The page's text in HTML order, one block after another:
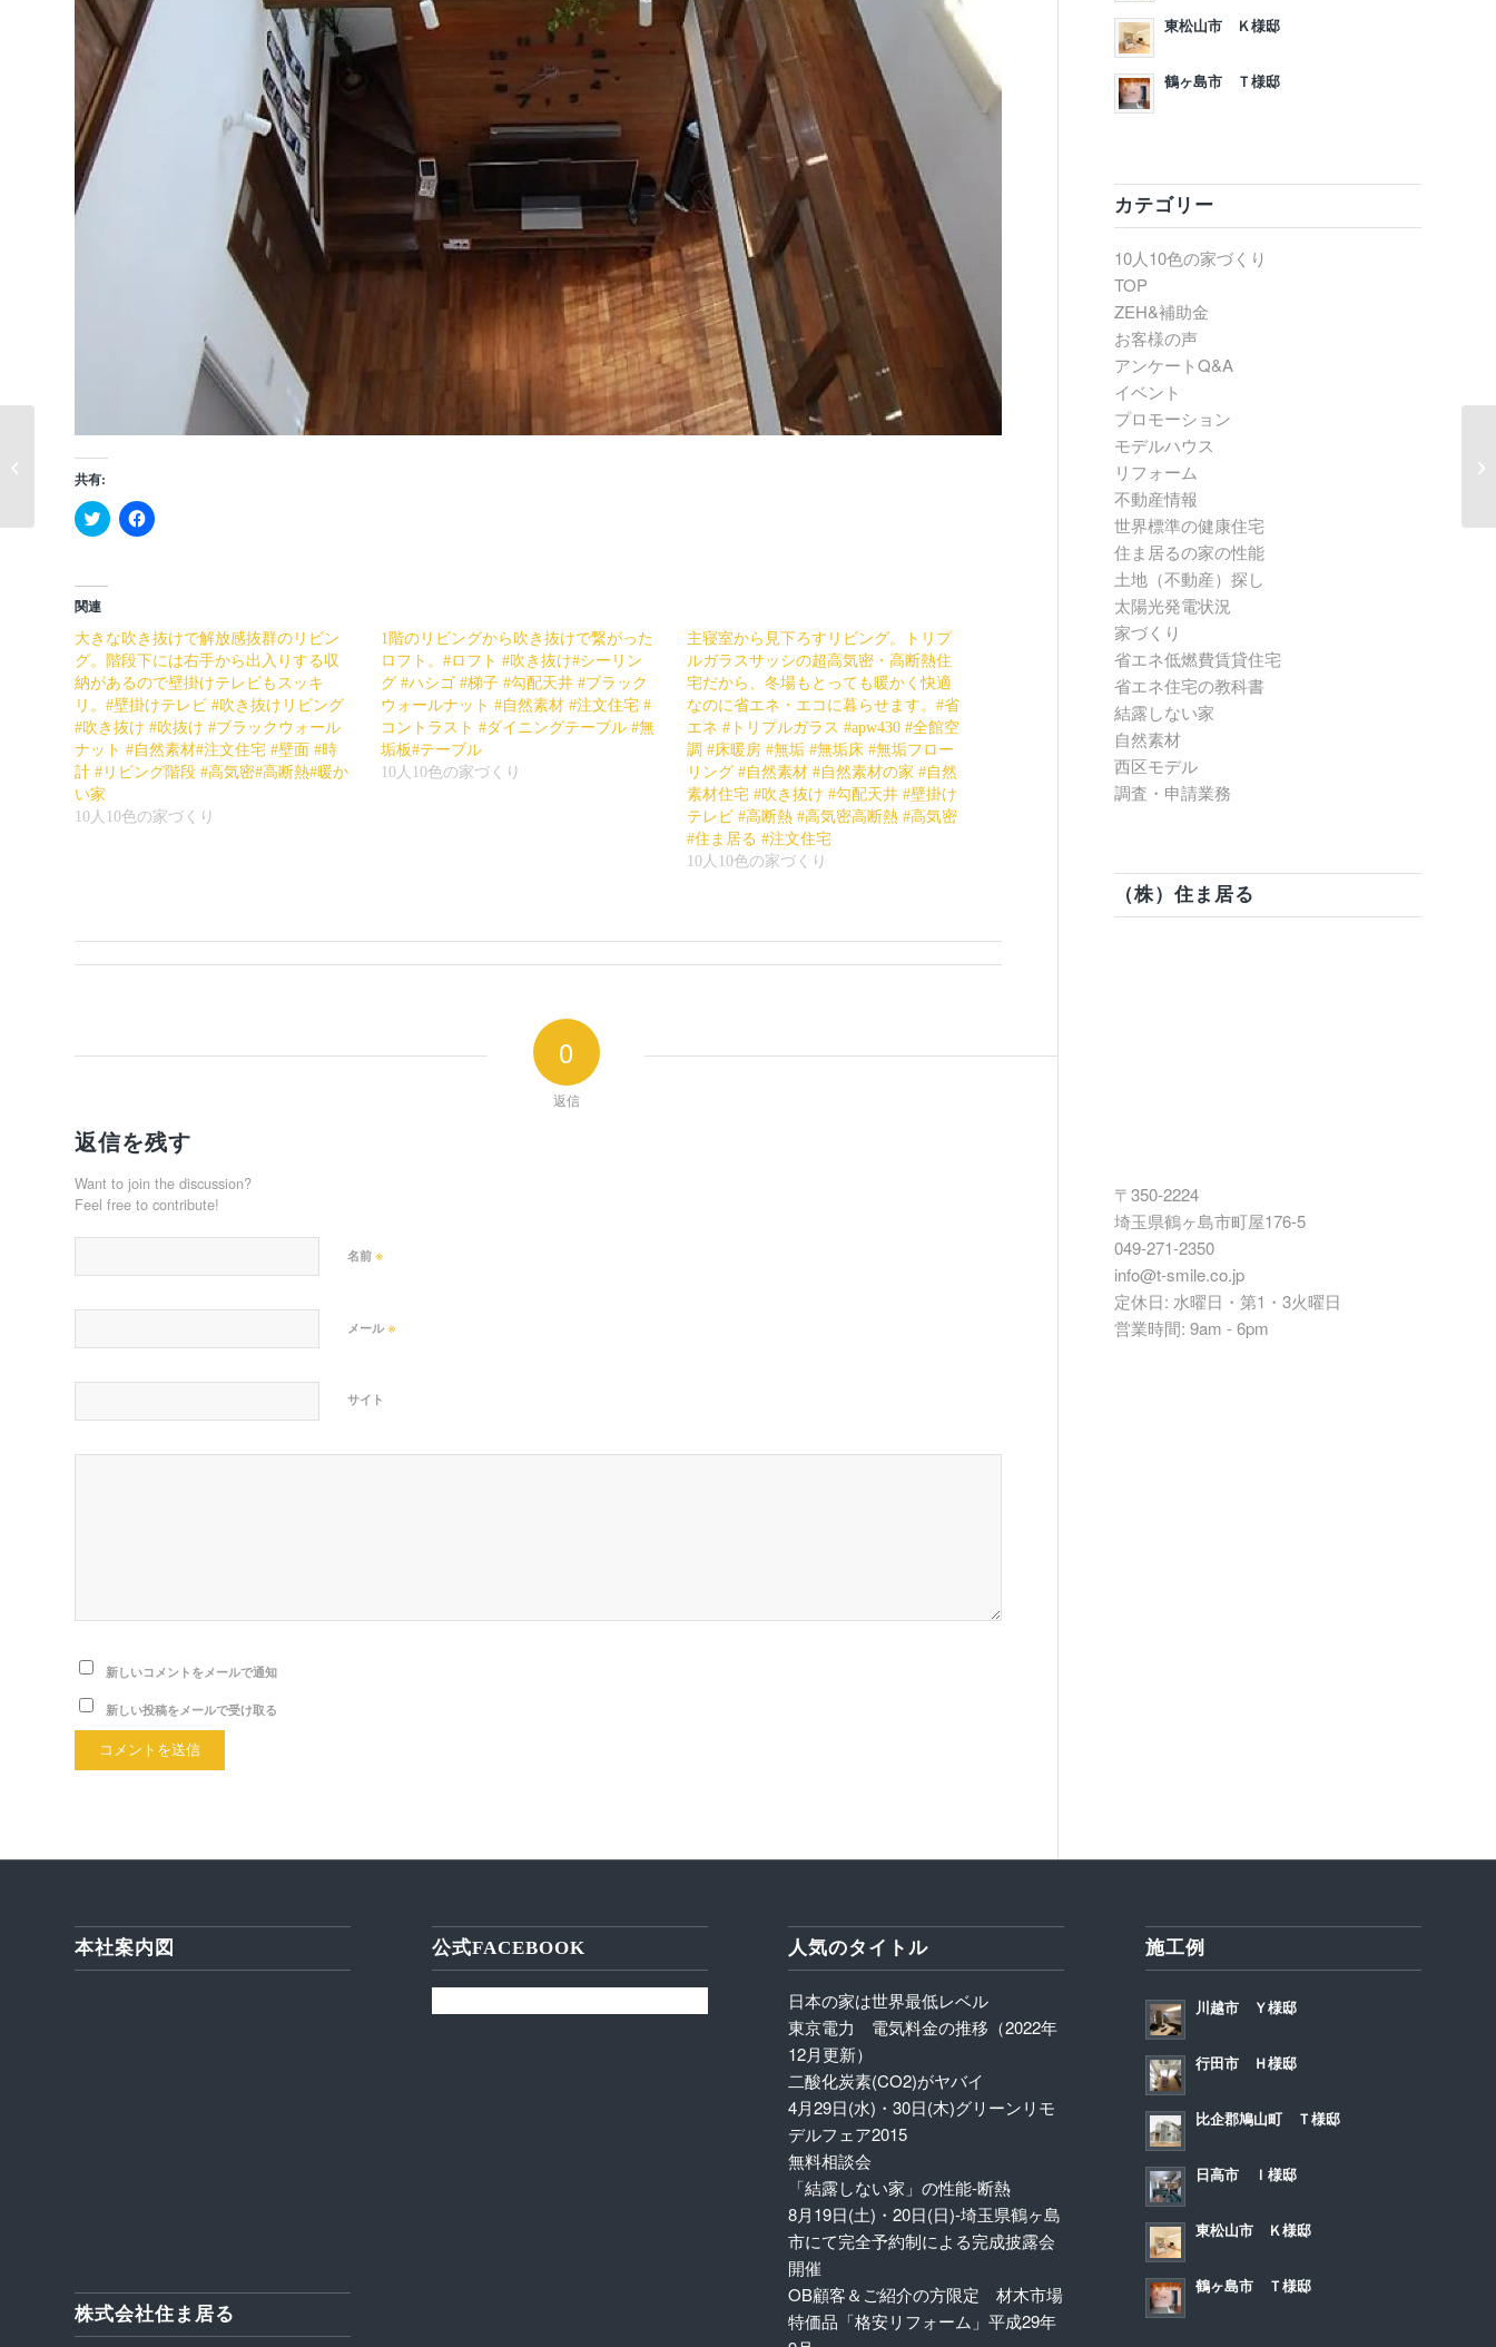
共有:
ク
リ
て
共
有
(新
し
い
ウ
ィ
ン
ド
ウ
で
開
き
ま
Facebook
で
ク
リ
ッ
ク
し
て
く
だ
さ
い
(新
い
ウ
関連
大きな吹き抜けで解放感抜群のリビン
グ。階段下には右手から出入りする収
納があるので壁掛けテレビもスッキ
リ。#壁掛けテレビ #吹き抜けリビング
#吹き抜け #吹抜け #ブラックウォール
ナット #自然素材#注文住宅 #壁面 #時
計 #リビング階段 #高気密#高断熱#暖か
い家
10人10色の家づくり
1階のリビングから吹き抜けで繋がった
ロフト。#ロフト #吹き抜け#シーリン
グ #ハシゴ #梯子 #勾配天井 #ブラック
ウォールナット #自然素材 #注文住宅 #
コントラスト #ダイニングテーブル #無
垢板#テーブル
10人10色の家づくり
主寝室から見下ろすリビング。トリプ
ルガラスサッシの超高気密・高断熱住
宅だから、冬場もとっても暖かく快適
なのに省エネ・エコに暮らせます。#省
エネ #トリプルガラス #apw430 #全館空
調 #床暖房 #無垢 #無垢床 #無垢フロー
リング #自然素材 #自然素材の家 #自然
素材住宅 #吹き抜け #勾配天井 #壁掛け
テレビ #高断熱 #高気密高断熱 #高気密
#住ま居る #注文住宅
10人10色の家づくり
0
返信
返信を残す
Want to join the discussion?
Feel free to contribute!
名前 ※
メール ※
サイト
新しいコメントをメールで通知
新しい投稿をメールで受け取る
東松山市 Ｋ様邸
鶴ヶ島市 Ｔ様邸
カテゴリー
10人10色の家づくり
TOP
ZEH&補助金
お客様の声
アンケートQ&A
イベント
プロモーション
モデルハウス
リフォーム
不動産情報
世界標準の健康住宅
住ま居るの家の性能
土地（不動産）探し
太陽光発電状況
家づくり
省エネ低燃費賃貸住宅
省エネ住宅の教科書
結露しない家
自然素材
西区モデル
調査・申請業務
（株）住ま居る
〒350-2224
埼玉県鶴ヶ島市町屋176-5
049-271-2350
info@t-smile.co.jp
定休日: 水曜日・第1・3火曜日
営業時間: 9am - 6pm
本社案内図
株式会社住ま居る
公式FACEBOOK 人気のタイトル
日本の家は世界最低レベル
東京電力 電気料金の推移（2022年
12月更新）
二酸化炭素(CO2)がヤバイ
4月29日(水)・30日(木)グリーンリモ
デルフェア2015
無料相談会
「結露しない家」の性能-断熱
8月19日(土)・20日(日)-埼玉県鶴ヶ島
市にて完全予約制による完成披露会
開催
OB顧客＆ご紹介の方限定 材木市場
特価品「格安リフォーム」平成29年
施工例
川越市 Ｙ様邸
行田市 Ｈ様邸
比企郡鳩山町 Ｔ様邸
日高市 Ｉ様邸
東松山市 Ｋ様邸
鶴ヶ島市 Ｔ様邸
ル #2階 #マンガ...